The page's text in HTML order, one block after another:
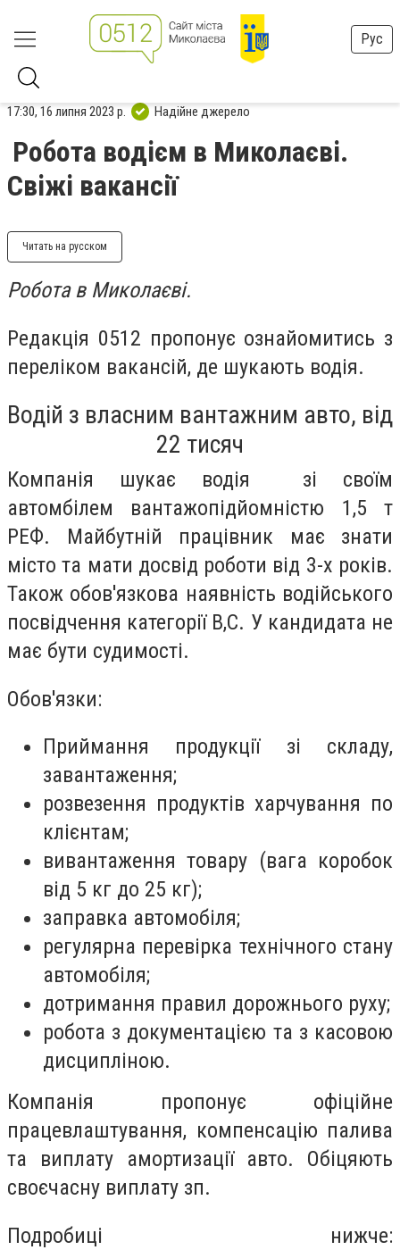
Рус
17:30, 16 липня 2023 р. Надійне джерело
Робота водієм в Миколаєві.
Свіжі вакансії
Читать на русском
Робота в Миколаєві.
Редакція 0512 пропонує ознайомитись з
переліком вакансій, де шукають водія.
Водій з власним вантажним авто, від
22 тисяч
Компанія шукає водія зі своїм
автомбілем вантажопідйомністю 1,5 т
РЕФ. Майбутній працівник має знати
місто та мати досвід роботи від 3-х років.
Також обов'язкова наявність водійського
посвідчення категорії В,С. У кандидата не
має бути судимості.
Обов'язки:
Приймання продукції зі складу,
завантаження;
розвезення продуктів харчування по
клієнтам;
вивантаження товару (вага коробок
від 5 кг до 25 кг);
заправка автомобіля;
регулярна перевірка технічного стану
автомобіля;
дотримання правил дорожнього руху;
робота з документацією та з касовою
дисципліною.
Компанія пропонує офіційне
працевлаштування, компенсацію палива
та виплату амортизації авто. Обіцяють
своєчасну виплату зп.
Подробиці нижче: